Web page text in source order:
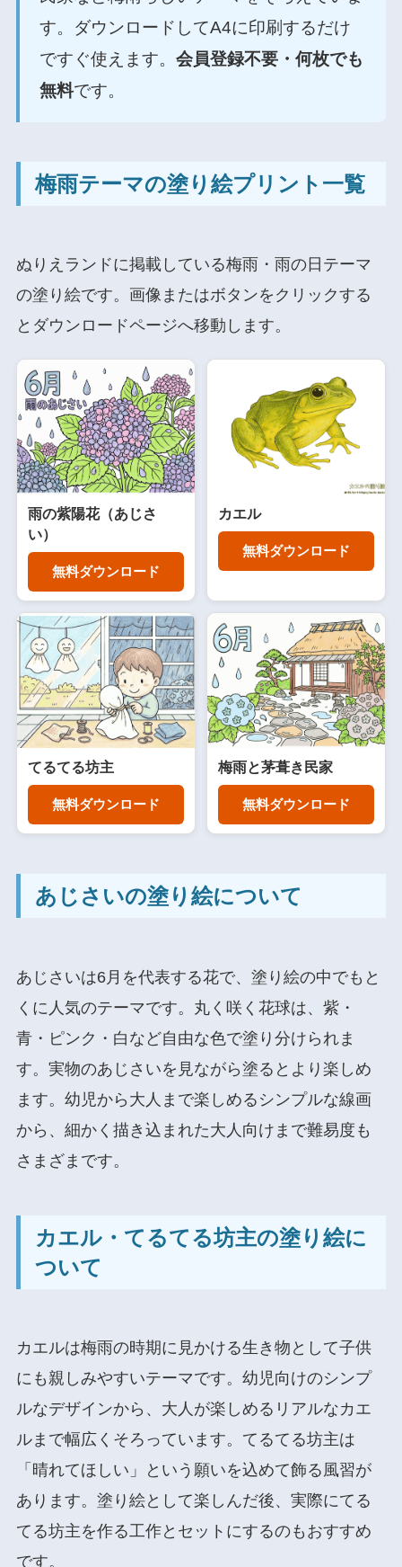
す。ダウンロードしてA4に印刷するだけ
ですぐ使えます。 会員登録不要・何枚でも
無料です。
梅雨テーマの塗り絵プリント一覧
ぬりえランドに掲載している梅雨・雨の日テーマ
の塗り絵です。画像またはボタンをクリックする
とダウンロードページへ移動します。
雨の紫陽花（あじさ
い）
無料ダウンロード
カエル
無料ダウンロード
てるてる坊主
無料ダウンロード
梅雨と茅葺き民家
無料ダウンロード
あじさいの塗り絵について
あじさいは6月を代表する花で、塗り絵の中でもと
くに人気のテーマです。丸く咲く花球は、紫・
青・ピンク・白など自由な色で塗り分けられま
す。実物のあじさいを見ながら塗るとより楽しめ
ます。幼児から大人まで楽しめるシンプルな線画
から、細かく描き込まれた大人向けまで難易度も
さまざまです。
カエル・てるてる坊主の塗り絵に
ついて
カエルは梅雨の時期に見かける生き物として子供
にも親しみやすいテーマです。幼児向けのシンプ
ルなデザインから、大人が楽しめるリアルなカエ
ルまで幅広くそろっています。てるてる坊主は
「晴れてほしい」という願いを込めて飾る風習が
あります。塗り絵として楽しんだ後、実際にてる
てる坊主を作る工作とセットにするのもおすすめ
です。